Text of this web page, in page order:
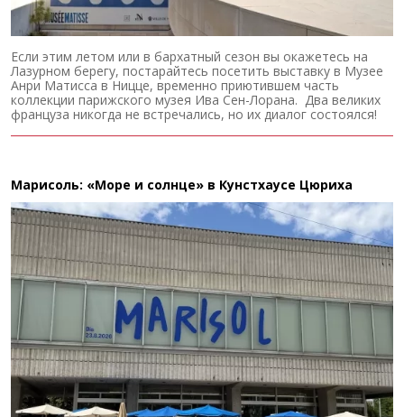
Если этим летом или в бархатный сезон вы окажетесь на
Лазурном берегу, постарайтесь посетить выставку в Музее
Анри Матисса в Ницце, временно приютившем часть
коллекции парижского музея Ива Сен-Лорана. Два великих
француза никогда не встречались, но их диалог состоялся!
Марисоль: «Море и солнце» в Кунстхаусе Цюриха